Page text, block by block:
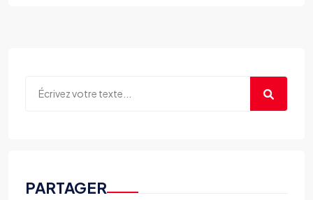
PARTAGER